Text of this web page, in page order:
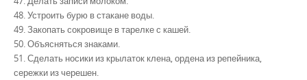
48. Устроить бурю в стакане воды.
49. Закопать сокровище в тарелке с кашей.
50. Объясняться знаками.
51. Сделать носики из крылаток клена, ордена из репейника,
сережки из черешен.